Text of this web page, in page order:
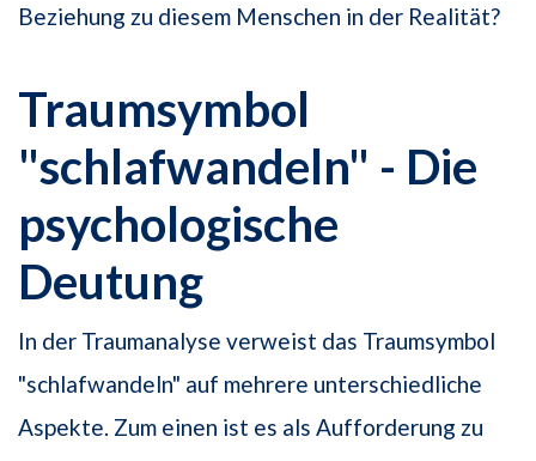
Beziehung zu diesem Menschen in der Realität?
Traumsymbol
"schlafwandeln" - Die
psychologische
Deutung
In der Traumanalyse verweist das Traumsymbol
"schlafwandeln" auf mehrere unterschiedliche
Aspekte. Zum einen ist es als Aufforderung zu